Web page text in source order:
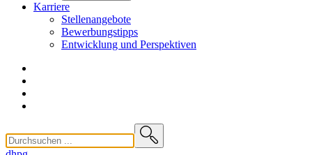
Karriere
Stellenangebote
Bewerbungstipps
Entwicklung und Perspektiven